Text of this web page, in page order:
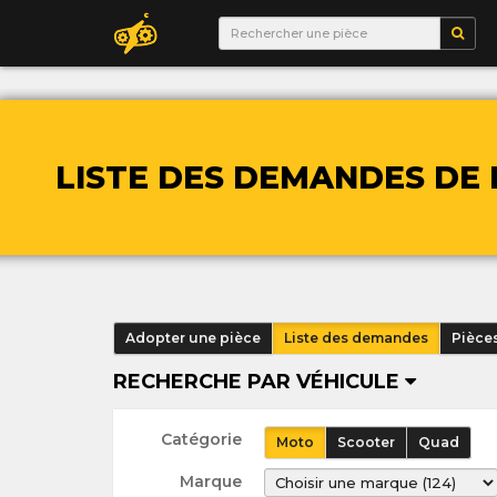
LISTE DES DEMANDES DE
Adopter une pièce Liste des demandes
RECHERCHE PAR VÉHICULE
Catégorie Moto Scooter Quad
Marque